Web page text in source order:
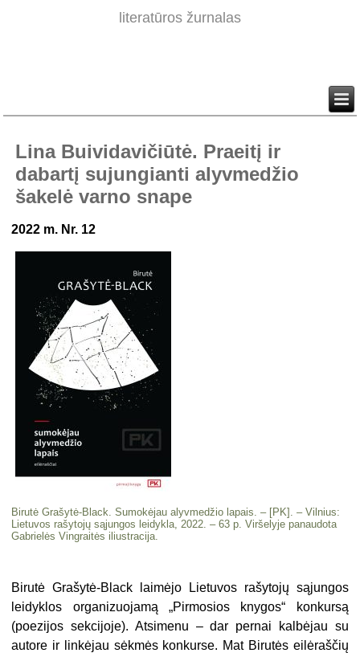
literatūros žurnalas
Lina Buividavičiūtė. Praeitį ir
dabartį sujungianti alyvmedžio
šakelė varno snape
2022 m. Nr. 12
Birutė Grašytė-Black. Sumokėjau alyvmedžio lapais. – [PK]. – Vilnius:
Lietuvos rašytojų sąjungos leidykla, 2022. – 63 p. Viršelyje panaudota
Gabrielės Vingraitės iliustracija.
Birutė Grašytė-Black laimėjo Lietuvos rašytojų sąjungos
leidyklos organizuojamą „Pirmosios knygos“ konkursą
(poezijos sekcijoje). Atsimenu – dar pernai kalbėjau su
autore ir linkėjau sėkmės konkurse. Mat Birutės eilėraščių